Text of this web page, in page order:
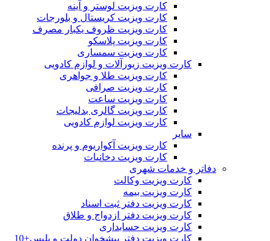
کارت ویزیت لوستر و آینه
کارت ویزیت کریستال و بلورجات
کارت ویزیت ظروف یکبار مصرف
کارت ویزیت پلاسکو
کارت ویزیت سمساری
کارت ویزیت زیورآلات و لوازم کادویی
کارت ویزیت طلا و جواهری
کارت ویزیت صرافی
کارت ویزیت ساعت
کارت ویزیت گالری بدلیجات
کارت ویزیت لوازم کادویی
سایر
کارت ویزیت آکواریوم و پرنده
کارت ویزیت دخانیات
دفاتر و خدمات شهری
کارت ویزیت وکالت
کارت ویزیت بیمه
کارت ویزیت دفتر ثبت اسناد
کارت ویزیت دفتر ازدواج و طلاق
کارت ویزیت حسابداری
کارت ویزیت دفتر پیشخوان دولت و پلیس+10